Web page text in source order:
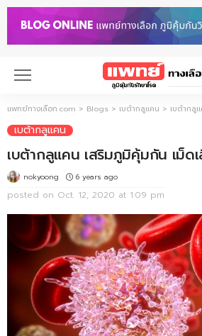
แพทย์ทางเลือก.com > Blogs > เบต้ากลูแคน > เบต้ากลูแ
เบต้ากลูแคน
เบต้ากลูแคน เสริมภูมิคุ้มกัน เม็ด
nokyoong 6 years ago
posted on Oct. 12, 2020 at 1:09 pm